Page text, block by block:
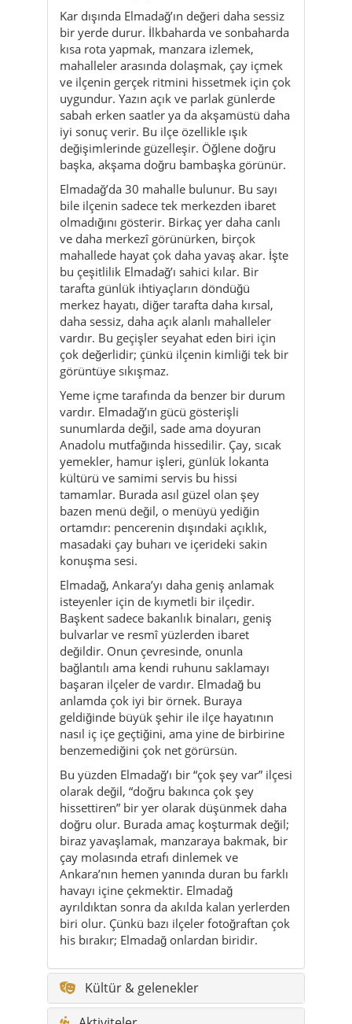
Kar dışında Elmadağ’ın değeri daha sessiz
bir yerde durur. İlkbaharda ve sonbaharda
kısa rota yapmak, manzara izlemek,
mahalleler arasında dolaşmak, çay içmek
ve ilçenin gerçek ritmini hissetmek için çok
uygundur. Yazın açık ve parlak günlerde
sabah erken saatler ya da akşamüstü daha
iyi sonuç verir. Bu ilçe özellikle ışık
değişimlerinde güzelleşir. Öğlene doğru
başka, akşama doğru bambaşka görünür.
Elmadağ’da 30 mahalle bulunur. Bu sayı
bile ilçenin sadece tek merkezden ibaret
olmadığını gösterir. Birkaç yer daha canlı
ve daha merkezî görünürken, birçok
mahallede hayat çok daha yavaş akar. İşte
bu çeşitlilik Elmadağ’ı sahici kılar. Bir
tarafta günlük ihtiyaçların döndüğü
merkez hayatı, diğer tarafta daha kırsal,
daha sessiz, daha açık alanlı mahalleler
vardır. Bu geçişler seyahat eden biri için
çok değerlidir; çünkü ilçenin kimliği tek bir
görüntüye sıkışmaz.
Yeme içme tarafında da benzer bir durum
vardır. Elmadağ’ın gücü gösterişli
sunumlarda değil, sade ama doyuran
Anadolu mutfağında hissedilir. Çay, sıcak
yemekler, hamur işleri, günlük lokanta
kültürü ve samimi servis bu hissi
tamamlar. Burada asıl güzel olan şey
bazen menü değil, o menüyü yediğin
ortamdır: pencerenin dışındaki açıklık,
masadaki çay buharı ve içerideki sakin
konuşma sesi.
Elmadağ, Ankara’yı daha geniş anlamak
isteyenler için de kıymetli bir ilçedir.
Başkent sadece bakanlık binaları, geniş
bulvarlar ve resmî yüzlerden ibaret
değildir. Onun çevresinde, onunla
bağlantılı ama kendi ruhunu saklamayı
başaran ilçeler de vardır. Elmadağ bu
anlamda çok iyi bir örnek. Buraya
geldiğinde büyük şehir ile ilçe hayatının
nasıl iç içe geçtiğini, ama yine de birbirine
benzemediğini çok net görürsün.
Bu yüzden Elmadağ’ı bir “çok şey var” ilçesi
olarak değil, “doğru bakınca çok şey
hissettiren” bir yer olarak düşünmek daha
doğru olur. Burada amaç koşturmak değil;
biraz yavaşlamak, manzaraya bakmak, bir
çay molasında etrafı dinlemek ve
Ankara’nın hemen yanında duran bu farklı
havayı içine çekmektir. Elmadağ
ayrıldıktan sonra da akılda kalan yerlerden
biri olur. Çünkü bazı ilçeler fotoğraftan çok
his bırakır; Elmadağ onlardan biridir.
Kültür & gelenekler